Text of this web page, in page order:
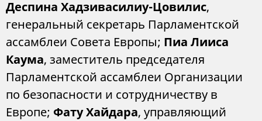
Деспина Хадзивасилиу-Цовилис,
генеральный секретарь Парламентской
ассамблеи Совета Европы; Пиа Лииса
Каума, заместитель председателя
Парламентской ассамблеи Организации
по безопасности и сотрудничеству в
Европе; Фату Хайдара, управляющий